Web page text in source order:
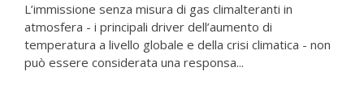
L’immissione senza misura di gas climalteranti in
atmosfera - i principali driver dell’aumento di
temperatura a livello globale e della crisi climatica - non
può essere considerata una responsa...